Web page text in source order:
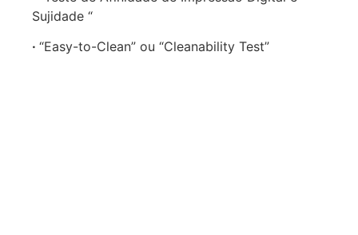
Sujidade “
· “Easy-to-Clean” ou “Cleanability Test”